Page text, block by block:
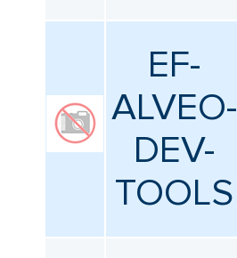
EF-
ALVEO-
DEV-
TOOLS